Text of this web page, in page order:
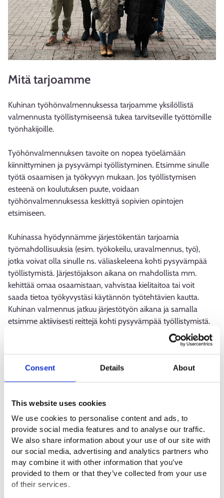
Consent Details About
This website uses cookies
We use cookies to personalise content and ads, to
provide social media features and to analyse our traffic.
We also share information about your use of our site with
our social media, advertising and analytics partners who
may combine it with other information that you’ve
provided to them or that they’ve collected from your use
of their services.
Mitä tarjoamme
Kuhinan työhönvalmennuksessa tarjoamme yksilöllistä
valmennusta työllistymiseensä tukea tarvitseville työttömille
työnhakijoille.
Työhönvalmennuksen tavoite on nopea työelämään
kiinnittyminen ja pysyvämpi työllistyminen. Etsimme sinulle
työtä osaamisen ja työkyvyn mukaan. Jos työllistymisen
esteenä on koulutuksen puute, voidaan
työhönvalmennuksessa keskittyä sopivien opintojen
etsimiseen.
Kuhinassa hyödynnämme järjestökentän tarjoamia
työmahdollisuuksia (esim. työkokeilu, uravalmennus, työ),
jotka voivat olla sinulle ns. väliaskeleena kohti pysyvämpää
työllistymistä. Järjestöjakson aikana on mahdollista mm.
kehittää omaa osaamistaan, vahvistaa kielitaitoa tai voit
saada tietoa työkyvystäsi käytännön työtehtävien kautta.
Kuhinan valmennus jatkuu järjestötyön aikana ja samalla
etsimme aktiivisesti reittejä kohti pysyvämpää työllistymistä.
Pohjoiskarjalaisille työttömille työnhakijoille, joilla on
motivaatio ja halu vielä tilannettaan eteenpäin.
Miten mukaan
Valmennukseen pääset mukaan Luotsi Pohjois-Karjalan
asiantuntijoiden kautta tai voit ottaa myös itse yhteyttä
Kuhinan työhönvalmentajiin. Valmennus käynnistyy
tutustumiskäynnin kautta.